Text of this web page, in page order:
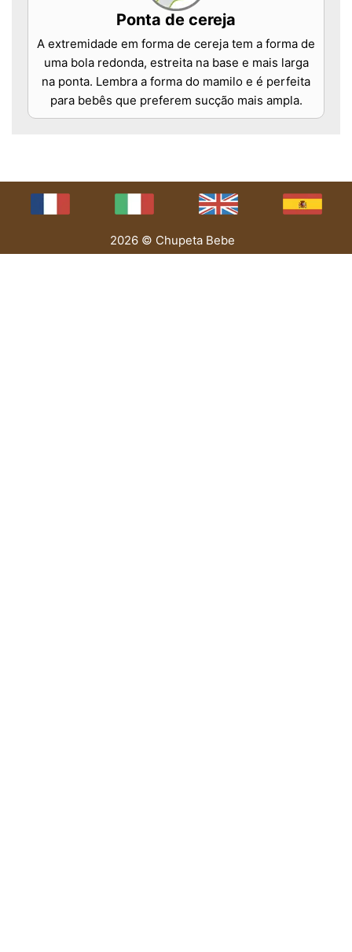
Ponta de cereja
A extremidade em forma de cereja tem a forma de
uma bola redonda, estreita na base e mais larga
na ponta. Lembra a forma do mamilo e é perfeita
para bebês que preferem sucção mais ampla.
2026 © Chupeta Bebe